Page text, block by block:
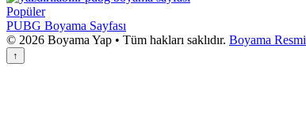
Popüler
PUBG Boyama Sayfası
© 2026 Boyama Yap • Tüm hakları saklıdır. Boyama Resmi
↑